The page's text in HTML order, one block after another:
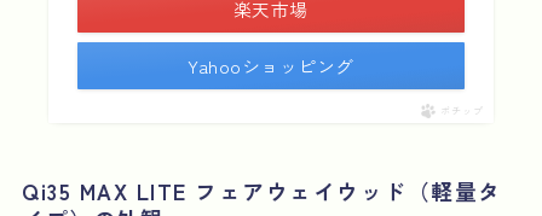
楽天市場
Yahooショッピング
ポチップ
Qi35 MAX LITE フェアウェイウッド（軽量タ